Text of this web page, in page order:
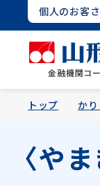
金融機関コ
個人のお客
トップ かり
〈や